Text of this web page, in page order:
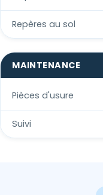
Repères au sol
MAINTENANCE
Pièces d'usure
Suivi